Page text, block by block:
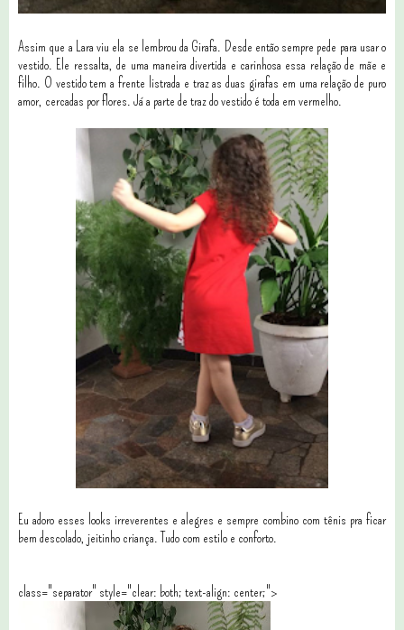
Assim que a Lara viu ela se lembrou da Girafa. Desde então sempre pede para usar o
vestido. Ele ressalta, de uma maneira divertida e carinhosa essa relação de mãe e
filho. O vestido tem a frente listrada e traz as duas girafas em uma relação de puro
amor, cercadas por flores. Já a parte de traz do vestido é toda em vermelho.
Eu adoro esses looks irreverentes e alegres e sempre combino com tênis pra ficar
bem descolado, jeitinho criança. Tudo com estilo e conforto.
class="separator" style="clear: both; text-align: center;">